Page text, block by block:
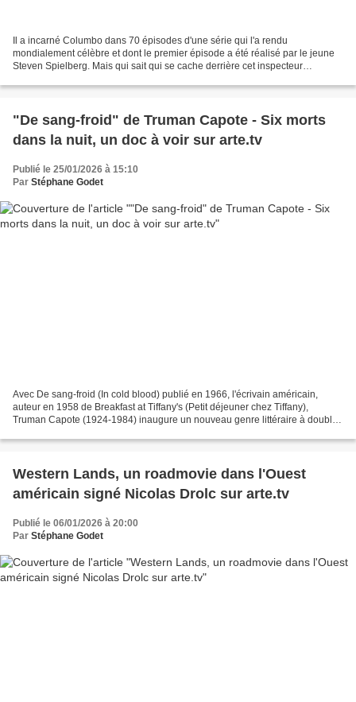
Il a incarné Columbo dans 70 épisodes d'une série qui l'a rendu
mondialement célèbre et dont le premier épisode a été réalisé par le jeune
Steven Spielberg. Mais qui sait qui se cache derrière cet inspecteur
"De sang-froid" de Truman Capote - Six morts
dans la nuit, un doc à voir sur arte.tv
Publié le 25/01/2026 à 15:10
Par Stéphane Godet
Avec De sang-froid (In cold blood) publié en 1966, l'écrivain américain,
auteur en 1958 de Breakfast at Tiffany's (Petit déjeuner chez Tiffany),
Truman Capote (1924-1984) inaugure un nouveau genre littéraire à double
Western Lands, un roadmovie dans l'Ouest
américain signé Nicolas Drolc sur arte.tv
Publié le 06/01/2026 à 20:00
Par Stéphane Godet